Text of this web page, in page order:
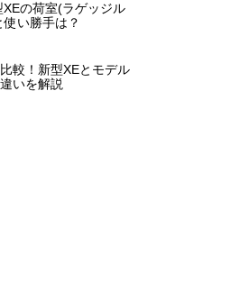
XEの荷室(ラゲッジル
い勝手は？
較！新型XEとモデル
いを解説